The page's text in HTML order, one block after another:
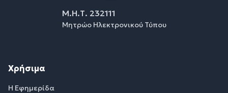
Μ.Η.Τ. 232111
Μητρώο Ηλεκτρονικού Τύπου
Χρήσιμα
Η Εφημερίδα